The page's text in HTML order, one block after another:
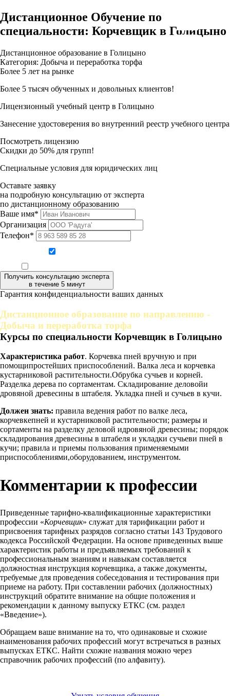
Дистанционное Обучение по
специальности: Корчевщик в Голицыно
Дистанционное образование в Голицыно
Категория: Добыча и переработка торфа
Более 5 лет на рынке
Более 5 тысяч обученных и довольных клиентов!
Лицензионный учебный центр в Голицыно
Занесение удостоверения во внутренний реестр учебного центра
Посмотреть лицензию
Скидки до 50% для групп!
Специальные условия для юридических лиц
Оставьте заявку
на подробную консультацию от эксперта
по дистанционному образованию
Ваше имя*
Организация
Телефон*
Получить консультацию эксперта
в течение 5 минут
Гарантия конфиденциальности ваших данных
Дистанционное образование по направлению -
Добыча и переработка торфа
Курсы по специальности Корчевщик в Голицыно
Характеристика работ. Корчевка пней вручную и при
помощипростейших приспособлений. Валка леса и корчевка
кустарниковой растительности.Обрубка сучьев и корней.
Разделка дерева по сортаментам. Складирование деловойи
дровяной древесины в штабеля. Укладка пней и сучьев в кучи.
Должен знать: правила ведения работ по валке леса,
корчевкепней и кустарниковой растительности; размеры и
сортаменты на разделку деловой идровяной древесины; порядок
складирования древесины в штабеля и укладки сучьеви пней в
кучи; правила и приемы пользования применяемыми
приспособлениями,оборудованием, инструментом.
Комментарии к профессии
Приведенные тарифно-квалификационные характеристики
профессии «Корчевщик» служат для тарификации работ и
присвоения тарифных разрядов согласно статьи 143 Трудового
кодекса Российской Федерации. На основе приведенных выше
характеристик работы и предъявляемых требований к
профессиональным знаниям и навыкам составляется
должностная инструкция корчевщика, а также документы,
требуемые для проведения собеседования и тестирования при
приеме на работу. При составлении рабочих (должностных)
инструкций обратите внимание на общие положения и
рекомендации к данному выпуску ЕТКС (см. раздел
«Введение»).
Обращаем ваше внимание на то, что одинаковые и схожие
наименования рабочих профессий могут встречаться в разных
выпусках ЕТКС. Найти схожие названия можно через
справочник рабочих профессий (по алфавиту).